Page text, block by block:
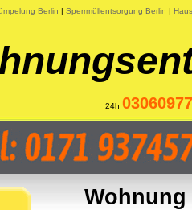
Berlin | Sperrmüllentsorgung Berlin |
24h